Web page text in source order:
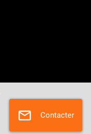
mail Contacter